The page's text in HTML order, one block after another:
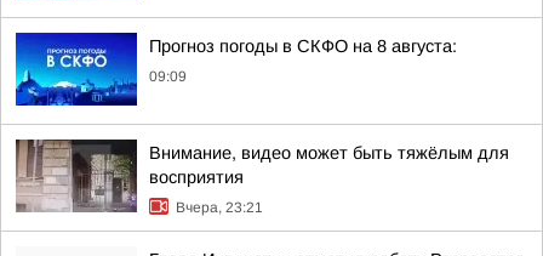
Прогноз погоды в СКФО на 8 августа:
09:09
Внимание, видео может быть тяжёлым для
восприятия
Вчера, 23:21